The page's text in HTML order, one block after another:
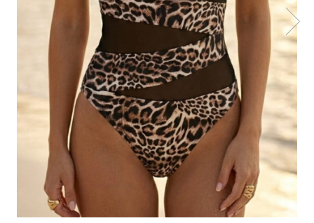
Rochii de plaja
Sort baie barbati
Pijamale copii
Pijamale bebelusi
Pijamale salopeta copii
Pijamale cocolino copii
Pijamale bumbac copii
Pijamale cuplu
Pijamale Craciun
Pijamale cocolino cuplu
Pijamale familie
Pijamale finet